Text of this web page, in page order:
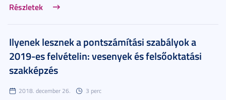
Részletek
Ilyenek lesznek a pontszámítási szabályok a
2019-es felvételin: vesenyek és felsőoktatási
szakképzés
2018. december 26. 3 perc